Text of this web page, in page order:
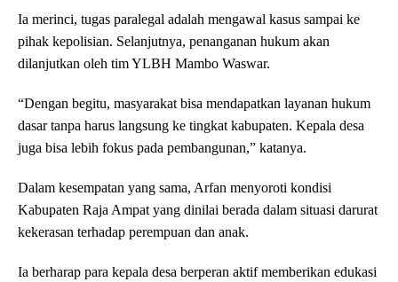
Ia merinci, tugas paralegal adalah mengawal kasus sampai ke
pihak kepolisian. Selanjutnya, penanganan hukum akan
dilanjutkan oleh tim YLBH Mambo Waswar.
“Dengan begitu, masyarakat bisa mendapatkan layanan hukum
dasar tanpa harus langsung ke tingkat kabupaten. Kepala desa
juga bisa lebih fokus pada pembangunan,” katanya.
Dalam kesempatan yang sama, Arfan menyoroti kondisi
Kabupaten Raja Ampat yang dinilai berada dalam situasi darurat
kekerasan terhadap perempuan dan anak.
Ia berharap para kepala desa berperan aktif memberikan edukasi